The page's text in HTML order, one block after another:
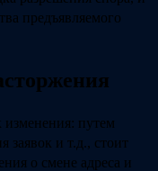
предъявляемого
изменения: путем
заявок и т.д., стоит
о смене адреса и